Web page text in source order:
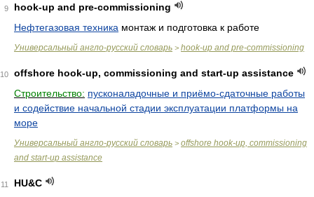
9
hook-up and pre-commissioning
Нефтегазовая техника монтаж и подготовка к работе
Универсальный англо-русский словарь > hook-up and pre-commissioning
10
offshore hook-up, commissioning and start-up assistance
Строительство: пусконаладочные и приёмо-сдаточные работы
и содействие начальной стадии эксплуатации платформы на
море
Универсальный англо-русский словарь > offshore hook-up, commissioning
and start-up assistance
11
HU&C